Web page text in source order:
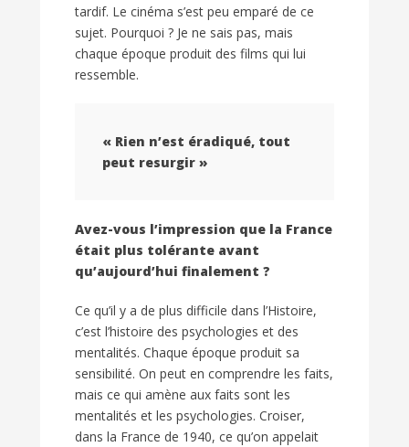
tardif. Le cinéma s’est peu emparé de ce
sujet. Pourquoi ? Je ne sais pas, mais
chaque époque produit des films qui lui
ressemble.
« Rien n’est éradiqué, tout
peut resurgir »
Avez-vous l’impression que la France
était plus tolérante avant
qu’aujourd’hui finalement ?
Ce qu’il y a de plus difficile dans l’Histoire,
c’est l’histoire des psychologies et des
mentalités. Chaque époque produit sa
sensibilité. On peut en comprendre les faits,
mais ce qui amène aux faits sont les
mentalités et les psychologies. Croiser,
dans la France de 1940, ce qu’on appelait